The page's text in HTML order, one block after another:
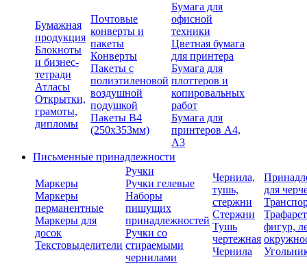
Бумажная
продукция
Блокноты
и бизнес-
тетради
Атласы
Открытки,
грамоты,
дипломы
Почтовые
конверты и
пакеты
Конверты
Пакеты с
полиэтиленовой
воздушной
подушкой
Пакеты В4
(250х353мм)
Бумага для
офисной
техники
Цветная бумага
для принтера
Бумага для
плоттеров и
копировальных
работ
Бумага для
принтеров А4,
А3
Письменные принадлежности
Маркеры
Маркеры
перманентные
Маркеры для
досок
Текстовыделители
Ручки
Ручки гелевые
Наборы
пишущих
принадлежностей
Ручки со
стираемыми
чернилами
Чернила,
тушь,
стержни
Стержни
Тушь
чертежная
Чернила
для
фигур,